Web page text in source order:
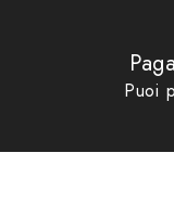
Puoi